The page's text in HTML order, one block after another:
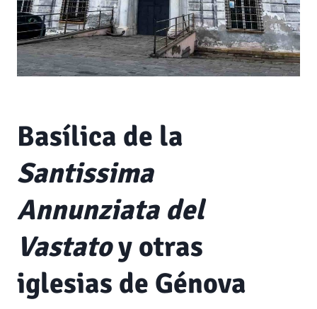
Basílica de la
Santissima
Annunziata del
Vastatoy otras
iglesias de Génova